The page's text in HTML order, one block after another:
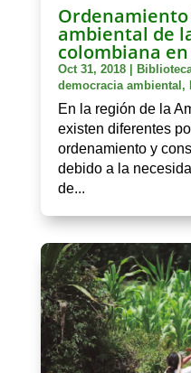
ambiental de
colombiana
Oct 31, 2018|
democracia ambiental ,
En la región de la
existen diferentes
ordenamiento y
debido a la
de...